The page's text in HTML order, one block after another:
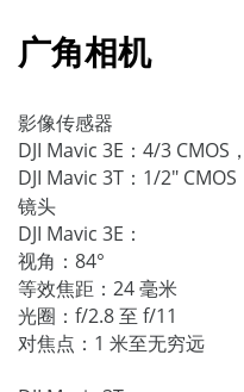
广角相机
影像传感器
DJI Mavic 3E：4/3 CMOS
DJI Mavic 3T：1/2"
镜头
DJI Mavic 3E：
视角：84°
等效焦距：24 毫米
光圈：f/2.8 至 f/11
对焦点：1 米至无穷远